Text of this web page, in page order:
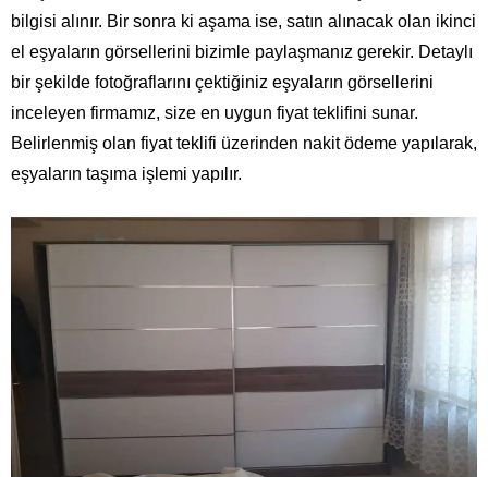
bilgisi alınır. Bir sonra ki aşama ise, satın alınacak olan ikinci
el eşyaların görsellerini bizimle paylaşmanız gerekir. Detaylı
bir şekilde fotoğraflarını çektiğiniz eşyaların görsellerini
inceleyen firmamız, size en uygun fiyat teklifini sunar.
Belirlenmiş olan fiyat teklifi üzerinden nakit ödeme yapılarak,
eşyaların taşıma işlemi yapılır.